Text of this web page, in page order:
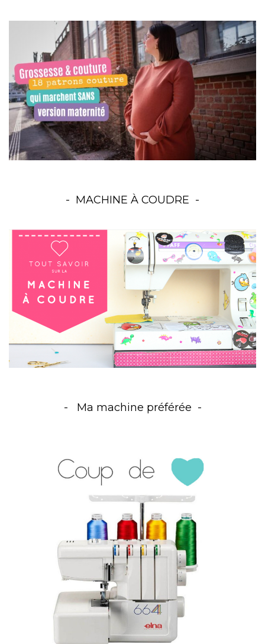
MACHINE À COUDRE
Ma machine préférée